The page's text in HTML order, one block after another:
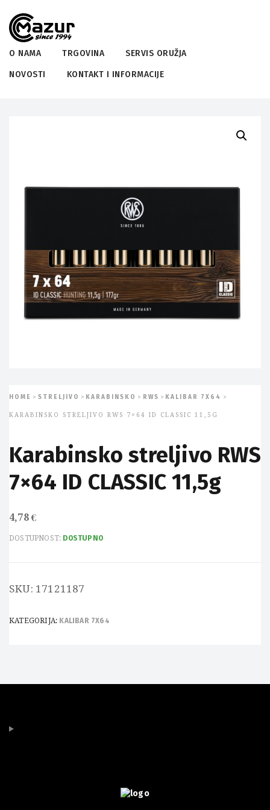
O NAMA TRGOVINA SERVIS ORUŽJA
NOVOSTI KONTAKT I INFORMACIJE
HOME > STRELJIVO > KARABINSKO > RWS > KALIBAR 7X64 >
KARABINSKO STRELJIVO RWS 7×64 ID CLASSIC 11,5G
Karabinsko streljivo RWS
7×64 ID CLASSIC 11,5g
4,78€
DOSTUPNOST: DOSTUPNO
SKU: 17121187
KATEGORIJA: KALIBAR 7X64